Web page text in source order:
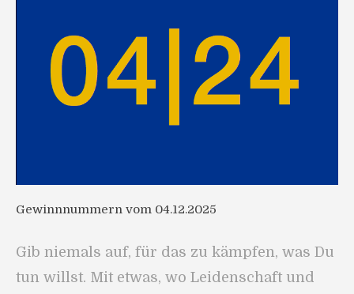
Gewinnnummern vom 04.12.2025
Gib niemals auf, für das zu kämpfen, was Du
tun willst. Mit etwas, wo Leidenschaft und